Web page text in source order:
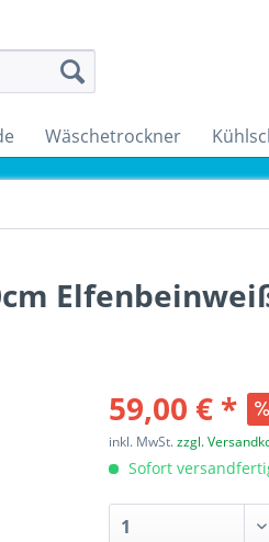
Wäschetrockner
59,00 € *
inkl. MwSt.zzgl.
Sofort